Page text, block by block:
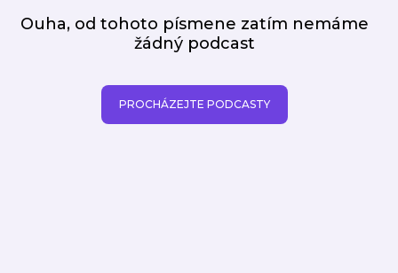
Ouha, od tohoto písmene zatím nemáme
žádný podcast
PROCHÁZEJTE PODCASTY